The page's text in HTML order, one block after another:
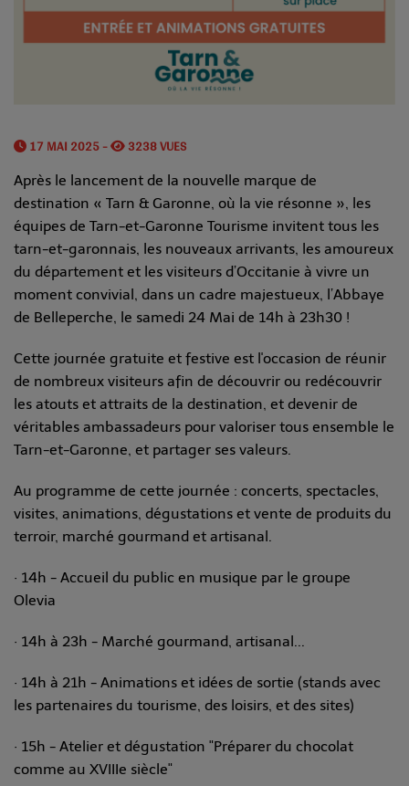
17 MAI 2025 - 3238 VUES
Après le lancement de la nouvelle marque de
destination « Tarn & Garonne, où la vie résonne », les
équipes de Tarn-et-Garonne Tourisme invitent tous les
tarn-et-garonnais, les nouveaux arrivants, les amoureux
du département et les visiteurs d’Occitanie à vivre un
moment convivial, dans un cadre majestueux, l’Abbaye
de Belleperche, le samedi 24 Mai de 14h à 23h30 !
Cette journée gratuite et festive est l'occasion de réunir
de nombreux visiteurs afin de découvrir ou redécouvrir
les atouts et attraits de la destination, et devenir de
véritables ambassadeurs pour valoriser tous ensemble le
Tarn-et-Garonne, et partager ses valeurs.
Au programme de cette journée : concerts, spectacles,
visites, animations, dégustations et vente de produits du
terroir, marché gourmand et artisanal.
· 14h - Accueil du public en musique par le groupe
Olevia
· 14h à 23h - Marché gourmand, artisanal...
· 14h à 21h - Animations et idées de sortie (stands avec
les partenaires du tourisme, des loisirs, et des sites)
· 15h - Atelier et dégustation "Préparer du chocolat
comme au XVIIIe siècle"